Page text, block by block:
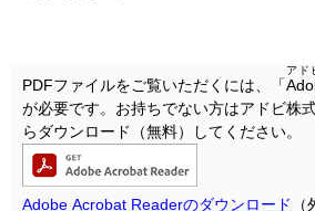
PDFファイルをご覧いただくには、「
アド
が必要です。お持ちでない方はアドビ株
らダウンロード（無料）してください。
Adobe Acrobat Readerのダウンロード